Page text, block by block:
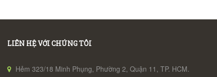
LIÊN HỆ VỚI CHÚNG TÔI
Hẻm 323/18 Minh Phụng, Phường 2, Quận 11, TP. HCM.